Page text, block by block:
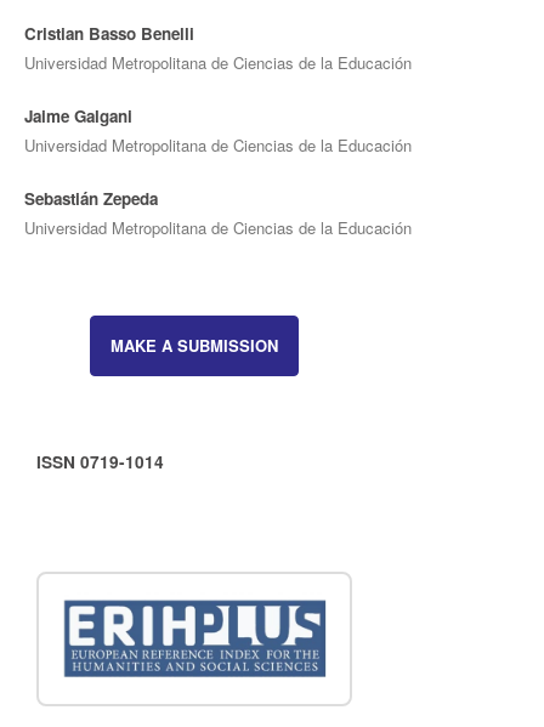
Cristian Basso Benelli
Universidad Metropolitana de Ciencias de la Educación
Jaime Galgani
Universidad Metropolitana de Ciencias de la Educación
Sebastián Zepeda
Universidad Metropolitana de Ciencias de la Educación
MAKE A SUBMISSION
ISSN 0719-1014